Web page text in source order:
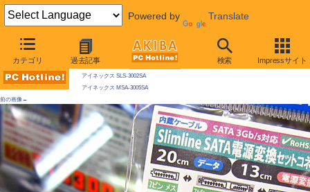
Powered by Translate
カテゴリ 過去記事 検索 Impressサイト
AKIBA PC Hotline! 2010年7月10日号
今週見つけた新製品：そのほか
アイネックス SLS-3002SA
アイネックス MSA-3005SA
前の画像←